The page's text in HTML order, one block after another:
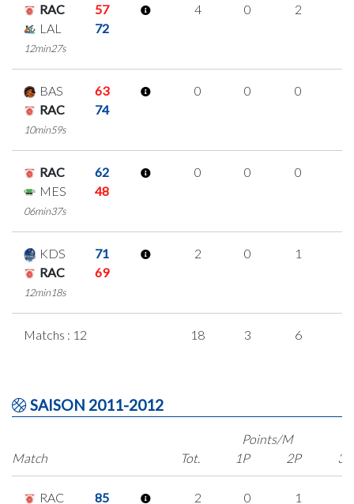
RAC
57
LAL
72
12min27s
4 0 2
BAS
63
RAC
74
10min59s
0 0 0
RAC
62
MES
48
06min37s
0 0 0
KDS
71
RAC
69
12min18s
2 0 1
Matchs : 12 18 3 6
SAISON 2011-2012
Match
Points/M
Tot.
1P 2P 3P
RAC 85 2 0 1